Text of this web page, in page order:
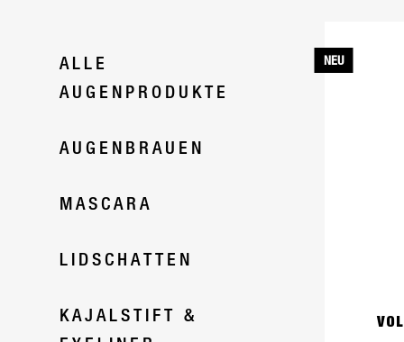
ALLE
AUGENPRODUKTE
AUGENBRAUEN
MASCARA
LIDSCHATTEN
KAJALSTIFT &
NEU